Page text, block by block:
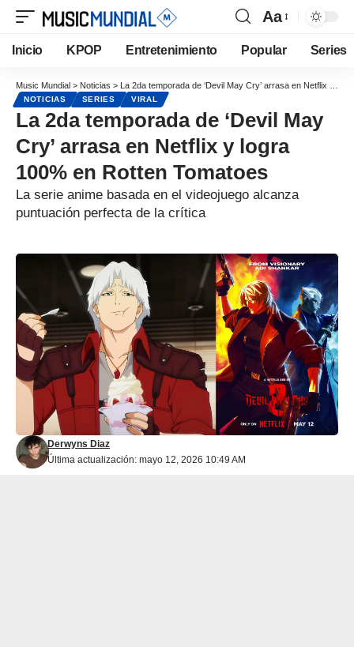
Aa
Inicio KPOP Entretenimiento Popular Series
Music Mundial > Noticias > La 2da temporada de ‘Devil May Cry’ arrasa en Netflix y logra 100% en Rotten Tomatoes
NOTICIAS SERIES VIRAL
La 2da temporada de ‘Devil May
Cry’ arrasa en Netflix y logra
100% en Rotten Tomatoes
La serie anime basada en el videojuego alcanza
puntuación perfecta de la crítica
Última actualización: mayo 12, 2026 10:49 AM
Derwyns Diaz